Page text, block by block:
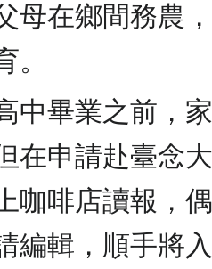
母在鄉間務農
。
中畢業之前，
在申請赴臺念
咖啡店讀報，
編輯，順手將